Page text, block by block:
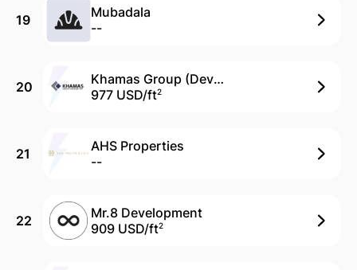
19
Mubadala
--
20
Khamas Group (Devmark)
977 USD/ft2
21
AHS Properties
--
22
Mr.8 Development
909 USD/ft2